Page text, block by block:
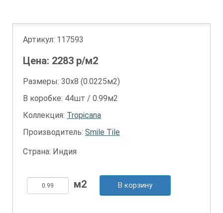
Артикул: 117593
Цена: 2283 р/м2
Размеры: 30х8 (0.0225м2)
В коробке: 44шт / 0.99м2
Коллекция: Tropicana
Производитель: Smile Tile
Страна: Индия
В корзину